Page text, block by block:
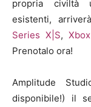
propria civiltà
esistenti,
Series X|S,
Prenotalo ora!
Amplitude
disponibile!) il